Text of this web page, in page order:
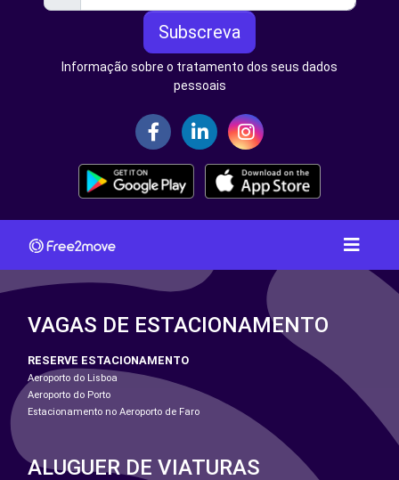
Subscreva
Informação sobre o tratamento dos seus dados
pessoais
VAGAS DE ESTACIONAMENTO
RESERVE ESTACIONAMENTO
Aeroporto do Lisboa
Aeroporto do Porto
Estacionamento no Aeroporto de Faro
ALUGUER DE VIATURAS